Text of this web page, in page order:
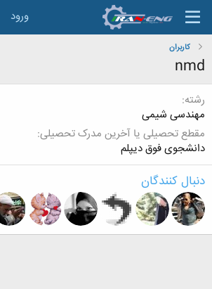
ورود
کاربران
nmd
رشته
مهندسی شیمی
مقطع تحصیلی یا آخرین مدرک تحصیلی
دانشجوی فوق دیپلم
دنبال کنندگان